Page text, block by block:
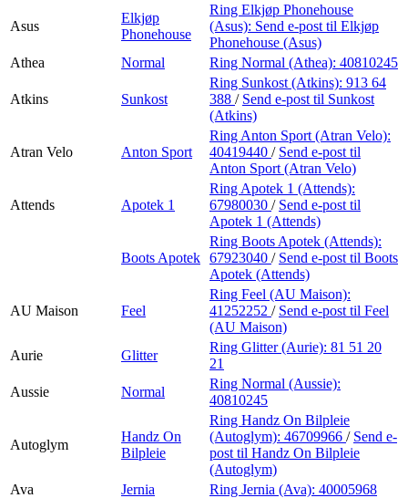
Asus
Elkjøp
Phonehouse
Ring Elkjøp Phonehouse
(Asus): Send e-post til Elkjøp
Phonehouse (Asus)
Athea
Normal Ring Normal (Athea): 40810245
Atkins Sunkost
Ring Sunkost (Atkins): 913 64
388 / Send e-post til Sunkost
(Atkins)
Atran Velo Anton Sport
Ring Anton Sport (Atran Velo):
40419440 / Send e-post til
Anton Sport (Atran Velo)
Attends Apotek 1
Ring Apotek 1 (Attends):
67980030 / Send e-post til
Apotek 1 (Attends)
Boots Apotek
Ring Boots Apotek (Attends):
67923040 / Send e-post til Boots
Apotek (Attends)
AU Maison Feel
Ring Feel (AU Maison):
41252252 / Send e-post til Feel
(AU Maison)
Aurie
Glitter
Ring Glitter (Aurie): 81 51 20
21
Aussie
Normal
Ring Normal (Aussie):
40810245
Autoglym
Handz On
Bilpleie
Ring Handz On Bilpleie
(Autoglym): 46709966 / Send e-
post til Handz On Bilpleie
(Autoglym)
Ava
Jernia Ring Jernia (Ava): 40005968